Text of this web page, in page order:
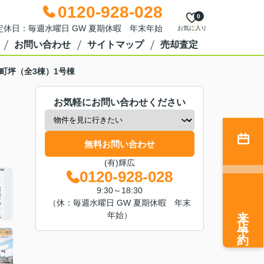
0120-928-028
日：毎週水曜日 GW 夏期休暇 年末年始 お気に入り
0
お問い合わせ サイトマップ 売却査定
坪（全3棟）1号棟
お気軽にお問い合わせください
無料お問い合わせ
(有)輝広
0120-928-028
9:30～18:30
（休：毎週水曜日 GW 夏期休暇 年末
年始）
来店予約